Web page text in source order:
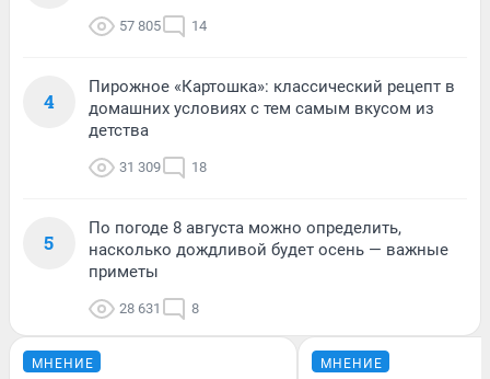
57 805 14
4
Пирожное «Картошка»: классический рецепт в
домашних условиях с тем самым вкусом из
детства
31 309 18
5
По погоде 8 августа можно определить,
насколько дождливой будет осень — важные
приметы
28 631 8
МНЕНИЕ МНЕНИЕ